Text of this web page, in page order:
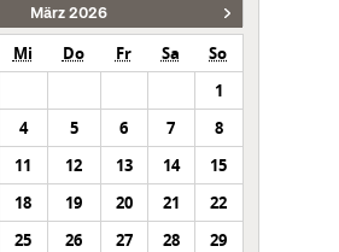
März 2026
Mi Do Fr Sa
So
1
4 5 6 7
8
11 12 13 14
15
18 19 20 21
22
25 26 27 28
29